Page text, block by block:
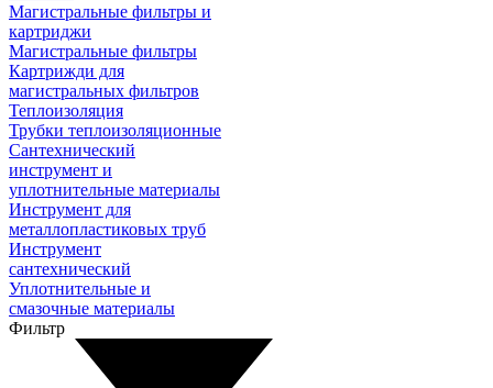
Магистральные фильтры и
картриджи
Магистральные фильтры
Картрижди для
магистральных фильтров
Теплоизоляция
Трубки теплоизоляционные
Сантехнический
инструмент и
уплотнительные материалы
Инструмент для
металлопластиковых труб
Инструмент
сантехнический
Уплотнительные и
смазочные материалы
Фильтр